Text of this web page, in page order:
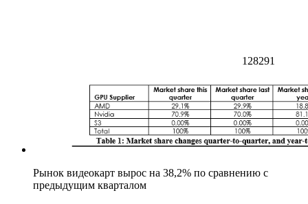
128291
Рынок видеокарт вырос на 38,2% по сравнению с
предыдущим кварталом